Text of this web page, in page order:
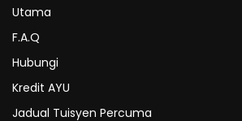
Utama
F.A.Q
Hubungi
Kredit AYU
Jadual Tuisyen Percuma